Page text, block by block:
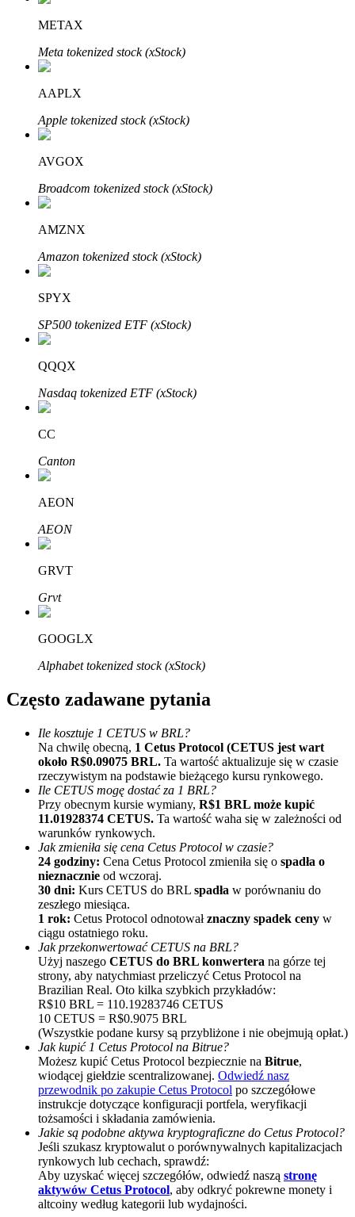
Automatyczna inwestycja
Zdobądź długoterminowy zysk i elastyczne zainteresowania
Naucz się stakingu
Dowiedz się, jak uzyskać dochód pasywny
Polecaj
Zaproś przyjaciela, aby otrzymać nagrody pieniężne
Deposit CASHCAT & Win
Deposit CASHCAT & Win
Share 500000 CASHCAT prize pool
Exclusive for BitMart Users
Register & Trade to Win 500,000 USDT
METAX
Meta tokenized stock (xStock)
AAPLX
Apple tokenized stock (xStock)
AVGOX
Broadcom tokenized stock (xStock)
AMZNX
Amazon tokenized stock (xStock)
SPYX
SP500 tokenized ETF (xStock)
QQQX
Nasdaq tokenized ETF (xStock)
CC
Canton
AEON
AEON
GRVT
Grvt
GOOGLX
Alphabet tokenized stock (xStock)
Często zadawane pytania
Ile kosztuje 1 CETUS w BRL?
Na chwilę obecną, 1 Cetus Protocol (CETUS jest wart
około R$0.09075 BRL. Ta wartość aktualizuje się w czasie
rzeczywistym na podstawie bieżącego kursu rynkowego.
Ile CETUS mogę dostać za 1 BRL?
Przy obecnym kursie wymiany, R$1 BRL może kupić
11.01928374 CETUS. Ta wartość waha się w zależności od
warunków rynkowych.
Jak zmieniła się cena Cetus Protocol w czasie?
24 godziny: Cena Cetus Protocol zmieniła się o spadła o
nieznacznie od wczoraj.
30 dni: Kurs CETUS do BRL spadła w porównaniu do
zeszłego miesiąca.
1 rok: Cetus Protocol odnotowałznaczny spadek ceny w
ciągu ostatniego roku.
Jak przekonwertować CETUS na BRL?
Użyj naszego CETUS do BRL konwertera na górze tej
strony, aby natychmiast przeliczyć Cetus Protocol na
Brazilian Real. Oto kilka szybkich przykładów:
R$10 BRL = 110.19283746 CETUS
10 CETUS = R$0.9075 BRL
(Wszystkie podane kursy są przybliżone i nie obejmują opłat.)
Jak kupić 1 Cetus Protocol na Bitrue?
Możesz kupić Cetus Protocol bezpiecznie na Bitrue,
wiodącej giełdzie scentralizowanej. Odwiedź nasz
przewodnik po zakupie Cetus Protocol po szczegółowe
instrukcje dotyczące konfiguracji portfela, weryfikacji
tożsamości i składania zamówienia.
Jakie są podobne aktywa kryptograficzne do Cetus Protocol?
Jeśli szukasz kryptowalut o porównywalnych kapitalizacjach
rynkowych lub cechach, sprawdź:
Aby uzyskać więcej szczegółów, odwiedź naszą stronę
aktywów Cetus Protocol, aby odkryć pokrewne monety i
altcoiny według kategorii lub wydajności.